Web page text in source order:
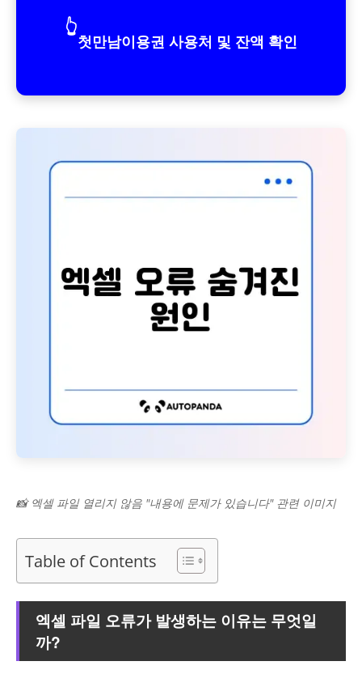
👆
첫만남이용권 사용처 및 잔액 확인
📸 엑셀 파일 열리지 않음 "내용에 문제가 있습니다" 관련 이미지
Table of Contents
엑셀 파일 오류가 발생하는 이유는 무엇일
까?